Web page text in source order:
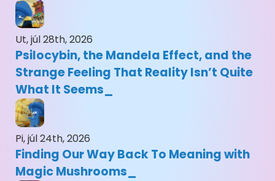
Ut, júl 28th, 2026
Psilocybin, the Mandela Effect, and the
Strange Feeling That Reality Isn’t Quite
What It Seems
Pi, júl 24th, 2026
Finding Our Way Back To Meaning with
Magic Mushrooms